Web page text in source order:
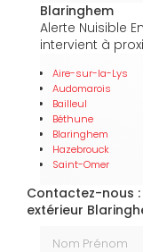
Blaringhem
Alerte Nuisible
intervient à
Aire-sur-la-Lys
Audomarois
Bailleul
Béthune
Blaringhem
Hazebrouck
Saint-Omer
Contactez-nous
extérieur